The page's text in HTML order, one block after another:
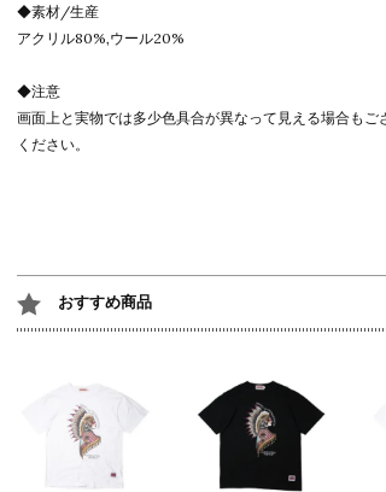
◆素材/生産
アクリル80%,ウール20%
◆注意
画面上と実物では多少色具合が異なって見える場合もご
ください。
おすすめ商品